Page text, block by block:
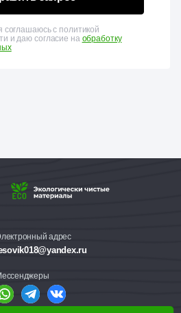
соглашаюсь с политикой
и даю согласие на обработку
адрес